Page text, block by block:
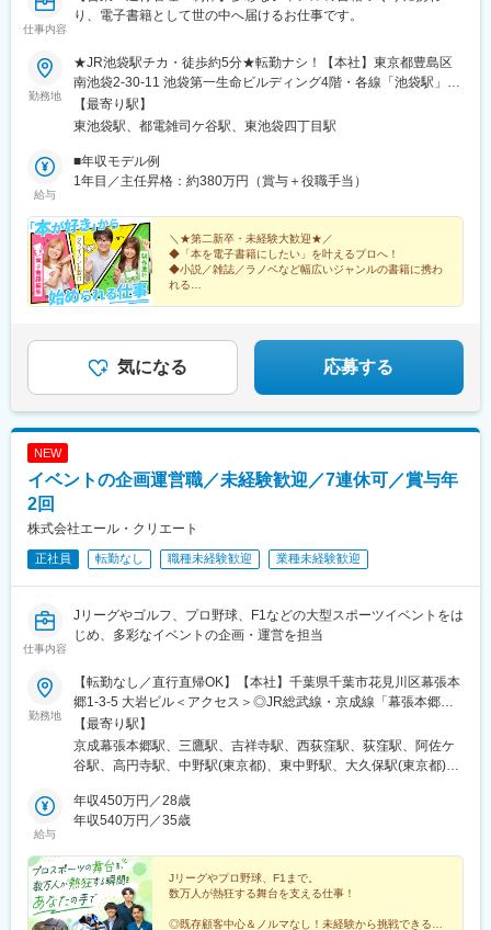
仕事内容
り、電子書籍として世の中へ届けるお仕事です。
勤務地
★JR池袋駅チカ・徒歩約5分★転勤ナシ！【本社】東京都豊島区
南池袋2-30-11 池袋第一生命ビルディング4階・各線「池袋駅」徒
歩5分・有楽町線「東池袋駅」徒歩2分※受動喫煙対策有：敷地内
全面禁煙
【最寄り駅】
東池袋駅、都電雑司ケ谷駅、東池袋四丁目駅
給与
■年収モデル例
1年目／主任昇格：約380万円（賞与＋役職手当）
＼★第二新卒・未経験大歓迎★／
◆「本を電子書籍にしたい」を叶えるプロへ！
◆小説／雑誌／ラノベなど幅広いジャンルの書籍に携わ
れる
◆残業月20時間以内
気になる 応募する
NEW
イベントの企画運営職／未経験歓迎／7連休可／賞与年
2回
株式会社エール・クリエート
正社員 転勤なし 職種未経験歓迎 業種未経験歓迎
仕事内容
Jリーグやゴルフ、プロ野球、F1などの大型スポーツイベントをは
じめ、多彩なイベントの企画・運営を担当
勤務地
【転勤なし／直行直帰OK】【本社】千葉県千葉市花見川区幕張本
郷1-3-5 大岩ビル＜アクセス＞◎JR総武線・京成線「幕張本郷
駅」より徒歩1分※本社勤務積極採用中※担当するイベントに応じ
て、各イベント会場での勤務や出張が発生する場合があります。※
マイカー通勤可・駐車場あり（台数に限りあり）※受動喫煙対策：
【最寄り駅】
京成幕張本郷駅、三鷹駅、吉祥寺駅、西荻窪駅、荻窪駅、阿佐ケ
谷駅、高円寺駅、中野駅(東京都)、東中野駅、大久保駅(東京都)、
駅、飯田橋駅、水道橋駅、御茶ノ水駅、秋葉原駅、浅草橋駅、両
国駅、錦糸町駅、亀戸駅、平井駅(東京都)、新小岩駅、小岩駅、市
駅、津田沼駅、幕張本郷駅、幕張駅、新検見川駅、稲毛駅、西千
葉駅、千葉駅、京成津田沼駅、京成幕張駅、検見川駅、京成稲毛
駅、みどり台駅、西登戸駅、新千葉駅、京成千葉駅、千葉中央駅
給与
年収450万円／28歳
年収540万円／35歳
Jリーグやプロ野球、F1まで。
数万人が熱狂する舞台を支える仕事！
◎既存顧客中心＆ノルマなし！未経験から挑戦できる環